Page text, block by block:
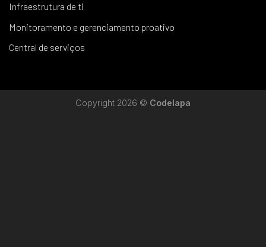
Infraestrutura de ti
Monitoramento e gerenciamento proativo
Central de serviços
Copyright 2026 © Codelapa